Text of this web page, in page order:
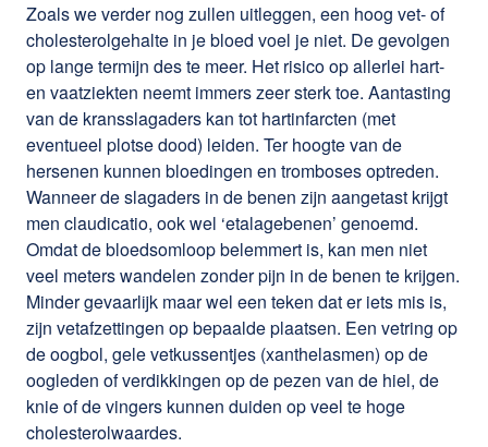
Zoals we verder nog zullen uitleggen, een hoog vet- of
cholesterolgehalte in je bloed voel je niet. De gevolgen
op lange termijn des te meer. Het risico op allerlei hart-
en vaatziekten neemt immers zeer sterk toe. Aantasting
van de kransslagaders kan tot hartinfarcten (met
eventueel plotse dood) leiden. Ter hoogte van de
hersenen kunnen bloedingen en tromboses optreden.
Wanneer de slagaders in de benen zijn aangetast krijgt
men claudicatio, ook wel ‘etalagebenen’ genoemd.
Omdat de bloedsomloop belemmert is, kan men niet
veel meters wandelen zonder pijn in de benen te krijgen.
Minder gevaarlijk maar wel een teken dat er iets mis is,
zijn vetafzettingen op bepaalde plaatsen. Een vetring op
de oogbol, gele vetkussentjes (xanthelasmen) op de
oogleden of verdikkingen op de pezen van de hiel, de
knie of de vingers kunnen duiden op veel te hoge
cholesterolwaardes.